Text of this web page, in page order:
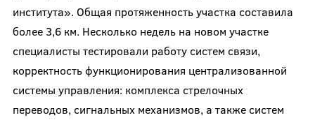
института». Общая протяженность участка составила
более 3,6 км. Несколько недель на новом участке
специалисты тестировали работу систем связи,
корректность функционирования централизованной
системы управления: комплекса стрелочных
переводов, сигнальных механизмов, а также систем